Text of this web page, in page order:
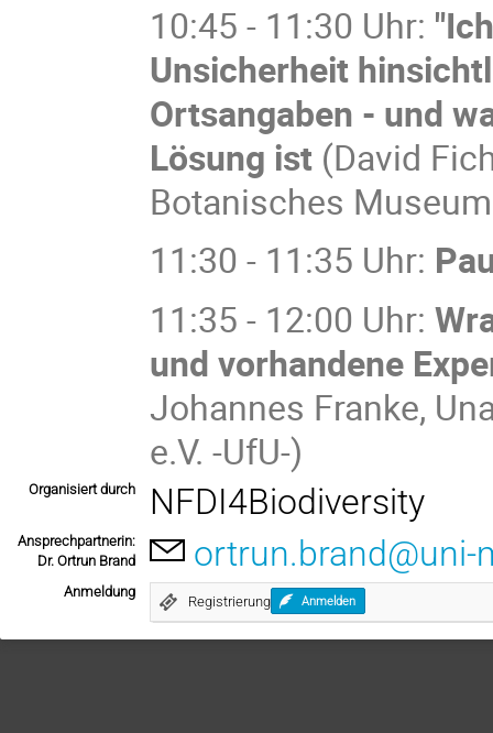
10:45 - 11:30 Uhr:
Unsicherheit
Ortsangaben - und
Lösung ist (David
Botanisches
11:30 - 11:35 Uhr:
11:35 - 12:00 Uhr:
und vorhandene
Johannes Franke,
e.V. -UfU-)
Organisiert durch NFDI4Biodiversity
Ansprechpartnerin:
Dr. Ortrun Brand
ortrun.brand@uni-
Anmeldung
Registrierung Anmelden